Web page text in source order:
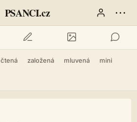
PSANCI.cz ⋯
čtená založená mluvená mini